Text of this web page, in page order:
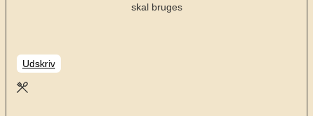
skal bruges
Udskriv